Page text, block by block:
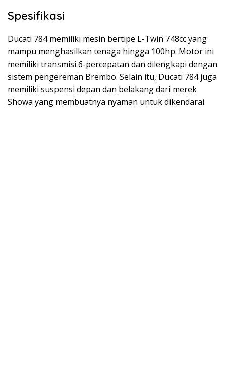
Spesifikasi
Ducati 784 memiliki mesin bertipe L-Twin 748cc yang
mampu menghasilkan tenaga hingga 100hp. Motor ini
memiliki transmisi 6-percepatan dan dilengkapi dengan
sistem pengereman Brembo. Selain itu, Ducati 784 juga
memiliki suspensi depan dan belakang dari merek
Showa yang membuatnya nyaman untuk dikendarai.